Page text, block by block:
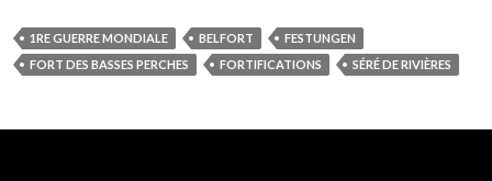
1RE GUERRE MONDIALE BELFORT
FESTUNGEN
FORT DES BASSES PERCHES
FORTIFICATIONS SÉRÉ DE RIVIÈRES